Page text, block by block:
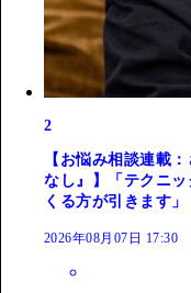
2
【お悩み相談連載
なし』】「テクニ
くる方が引きます」
2026年08月07日 17:30